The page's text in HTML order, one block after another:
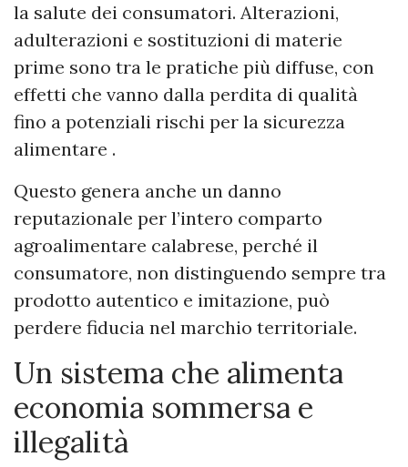
la salute dei consumatori. Alterazioni,
adulterazioni e sostituzioni di materie
prime sono tra le pratiche più diffuse, con
effetti che vanno dalla perdita di qualità
fino a potenziali rischi per la sicurezza
alimentare .
Questo genera anche un danno
reputazionale per l’intero comparto
agroalimentare calabrese, perché il
consumatore, non distinguendo sempre tra
prodotto autentico e imitazione, può
perdere fiducia nel marchio territoriale.
Un sistema che alimenta
economia sommersa e
illegalità